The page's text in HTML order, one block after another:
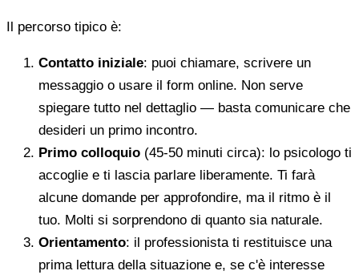
Il percorso tipico è:
Contatto iniziale: puoi chiamare, scrivere un
messaggio o usare il form online. Non serve
spiegare tutto nel dettaglio — basta comunicare che
desideri un primo incontro.
Primo colloquio (45-50 minuti circa): lo psicologo ti
accoglie e ti lascia parlare liberamente. Ti farà
alcune domande per approfondire, ma il ritmo è il
tuo. Molti si sorprendono di quanto sia naturale.
Orientamento: il professionista ti restituisce una
prima lettura della situazione e, se c'è interesse